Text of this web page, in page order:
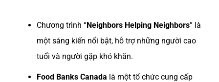
Chương trình “Neighbors Helping Neighbors” là
một sáng kiến nổi bật, hỗ trợ những người cao
tuổi và người gặp khó khăn.
Food Banks Canada là một tổ chức cung cấp